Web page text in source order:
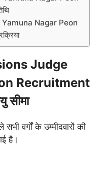
Nagar Peon
Judge
Recruitment
वर्गों के उम्मीदवारों की
है।